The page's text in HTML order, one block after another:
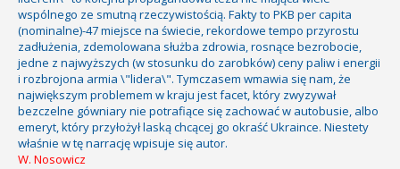
wspólnego ze smutną rzeczywistością. Fakty to PKB per capita
(nominalne)-47 miejsce na świecie, rekordowe tempo przyrostu
zadłużenia, zdemolowana służba zdrowia, rosnące bezrobocie,
jedne z najwyższych (w stosunku do zarobków) ceny paliw i energii
i rozbrojona armia \"lidera\". Tymczasem wmawia się nam, że
największym problemem w kraju jest facet, który zwyzywał
bezczelne gówniary nie potrafiące się zachować w autobusie, albo
emeryt, który przyłożył laską chcącej go okraść Ukraince. Niestety
właśnie w tę narrację wpisuje się autor.
W. Nosowicz